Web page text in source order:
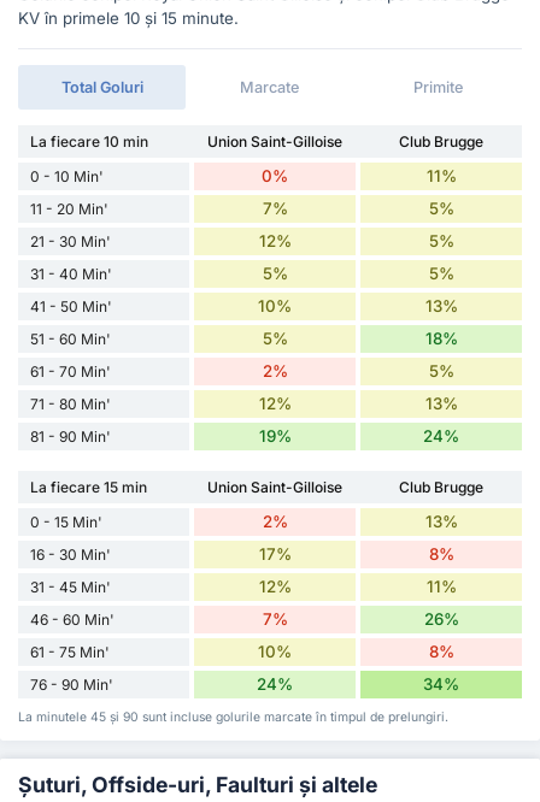
KV în primele 10 și 15 minute.
Total Goluri Marcate Primite
La fiecare 10 min Union Saint-Gilloise
Club Brugge
0 - 10 Min'
0% 11%
11 - 20 Min' 7% 5%
21 - 30 Min' 12% 5%
31 - 40 Min' 5% 5%
41 - 50 Min' 10% 13%
51 - 60 Min' 5% 18%
61 - 70 Min' 2% 5%
71 - 80 Min' 12% 13%
81 - 90 Min' 19% 24%
La fiecare 15 min Union Saint-Gilloise
Club Brugge
0 - 15 Min'
2% 13%
16 - 30 Min' 17% 8%
31 - 45 Min' 12% 11%
46 - 60 Min' 7% 26%
61 - 75 Min' 10% 8%
76 - 90 Min' 24% 34%
La minutele 45 și 90 sunt incluse golurile marcate în timpul de prelungiri.
Șuturi, Offside-uri, Faulturi și altele